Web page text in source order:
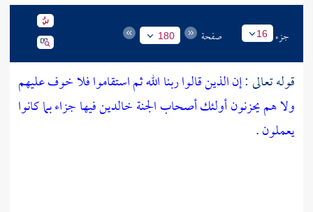
جزء 16 صفحة 180
قوله تعالى :إن الذين قالوا ربنا الله ثم استقاموا فلا خوف عليهم
ولا هم يحزنون أولئك أصحاب الجنة خالدين فيها جزاء بما كانوا
يعملون.